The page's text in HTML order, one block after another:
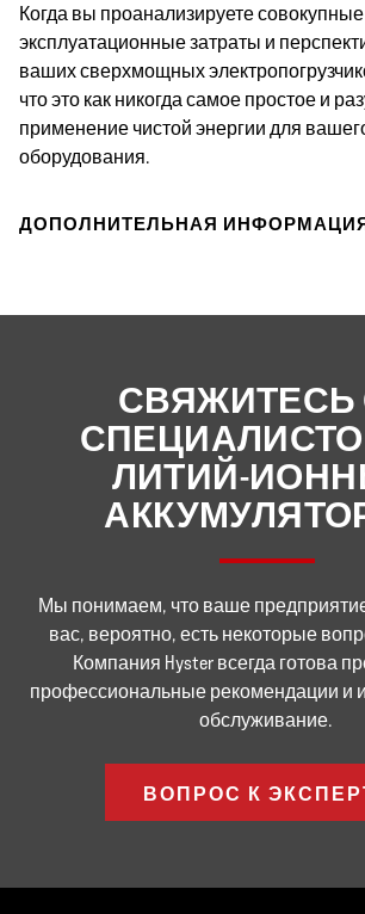
Когда вы проанализируете совокупные
эксплуатационные затраты и
ваших сверхмощных
что это как никогда самое простое и
применение чистой энергии для
оборудования.
ДОПОЛНИТЕЛЬНАЯ
СВЯЖИТЕСЬ
ЛИТИЙ-
Мы понимаем, что ваше
вас, вероятно, есть некоторые
Компания Hyster всегда готова
профессиональные рекомендации и
обслуживание.
ВОПРОС К